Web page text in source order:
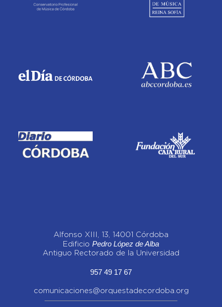
Alfonso XIII, 13, 14001 Córdoba
Edificio Pedro López de Alba
Antiguo Rectorado de la Universidad
957 49 17 67
comunicaciones@orquestadecordoba.org